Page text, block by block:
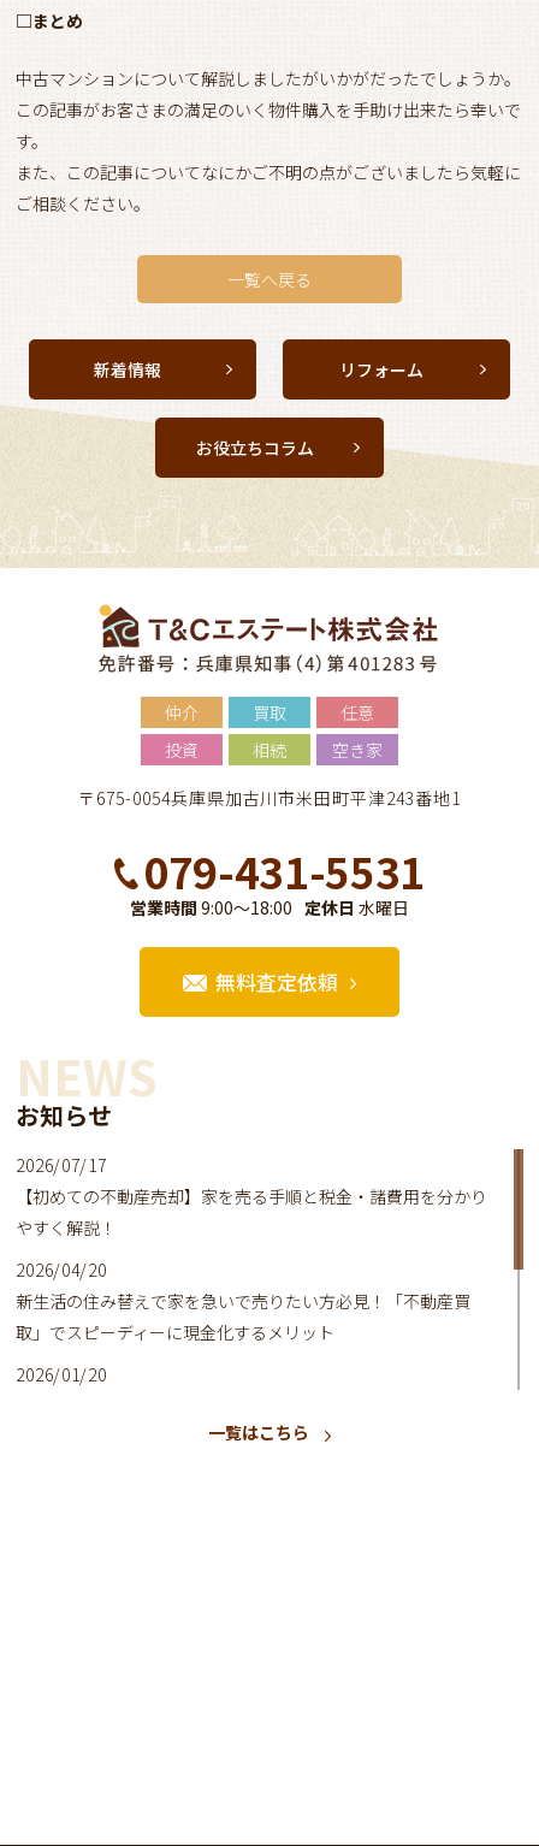
□まとめ
中古マンションについて解説しましたがいかがだったでしょうか。
この記事がお客さまの満足のいく物件購入を手助け出来たら幸いで
す。
また、この記事についてなにかご不明の点がございましたら気軽に
ご相談ください。
一覧へ戻る
新着情報 リフォーム
お役立ちコラム
仲介 買取
任意
投資
相続
空き家
〒675-0054兵庫県加古川市米田町平津243番地1
079-431-5531
営業時間 9:00～18:00 定休日 水曜日
無料査定依頼
NEWS
お知らせ
2026/07/17
【初めての不動産売却】家を売る手順と税金・諸費用を分かり
やすく解説！
2026/04/20
新生活の住み替えで家を急いで売りたい方必見！「不動産買
取」でスピーディーに現金化するメリット
2026/01/20
一覧はこちら